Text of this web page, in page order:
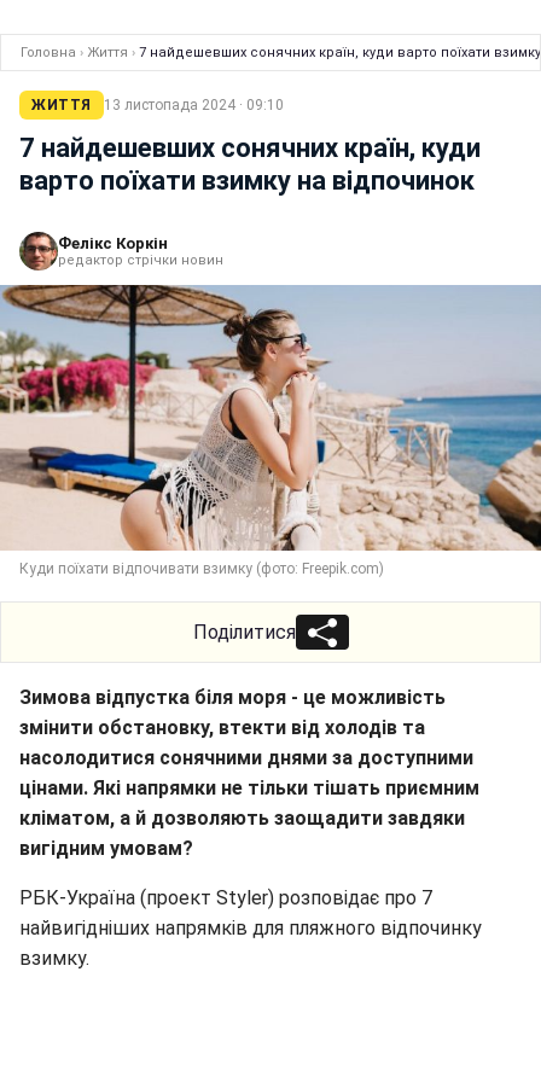
Головна › Життя › 7 найдешевших сонячних країн, куди варто поїхати
ЖИТТЯ 13 листопада 2024 · 09:10
7 найдешевших сонячних країн, куди
варто поїхати взимку на відпочинок
Фелікс Коркін
редактор стрічки новин
Куди поїхати відпочивати взимку (фото: Freepik.com)
Поділитися
Зимова відпустка біля моря - це можливість
змінити обстановку, втекти від холодів та
насолодитися сонячними днями за доступними
цінами. Які напрямки не тільки тішать приємним
кліматом, а й дозволяють заощадити завдяки
вигідним умовам?
РБК-Україна (проект Styler) розповідає про 7
найвигідніших напрямків для пляжного відпочинку
взимку.